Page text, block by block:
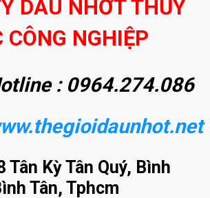
DẦU NHỚT THỦY
CÔNG NGHIỆP
: 0964.274.086
Tân Kỳ Tân Quý, Bình
Tân, Tphcm